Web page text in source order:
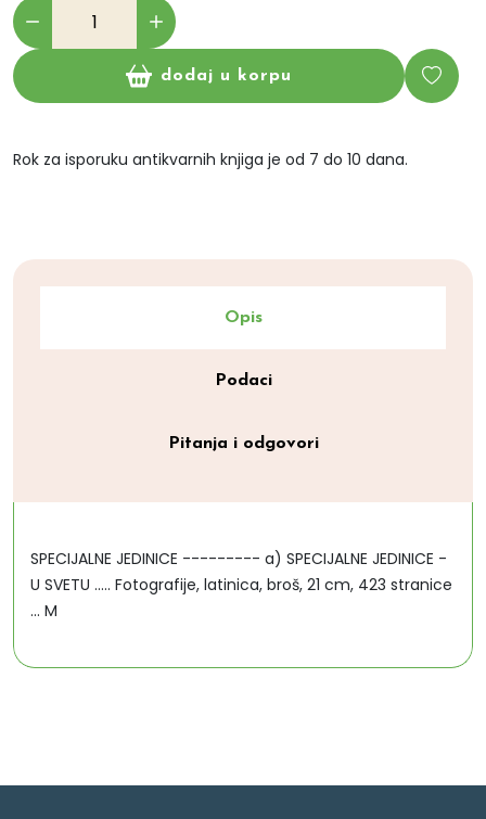
dodaj u korpu
Rok za isporuku antikvarnih knjiga je od 7 do 10 dana.
Opis
Podaci
Pitanja i odgovori
SPECIJALNE JEDINICE --------- a) SPECIJALNE JEDINICE -
U SVETU ..... Fotografije, latinica, broš, 21 cm, 423 stranice
... M